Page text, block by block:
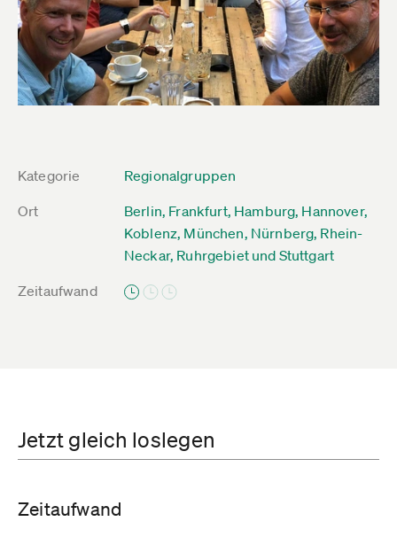
Kategorie
Regionalgruppen
Ort
Berlin, Frankfurt, Hamburg, Hannover,
Koblenz, München, Nürnberg, Rhein-
Neckar, Ruhrgebiet und Stuttgart
Zeitaufwand
Jetzt gleich loslegen
Zeitaufwand